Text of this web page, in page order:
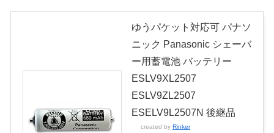
ゆうパケット対応可 パナソ
ニック Panasonic シェーバ
ー用蓄電池 バッテリー
ESLV9XL2507
ESLV9ZL2507
ESELV9L2507N 後継品
created by Rinker